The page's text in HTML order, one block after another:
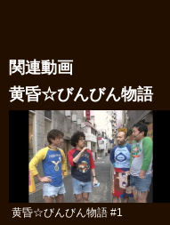
関連動画
黄昏☆びんびん物語
黄昏☆びんびん物語 #1